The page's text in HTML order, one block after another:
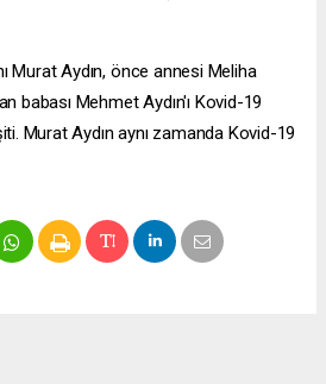
Murat Aydın, önce annesi Meliha
babası Mehmet Aydın'ı Kovid-19
Murat Aydın aynı zamanda Kovid-19